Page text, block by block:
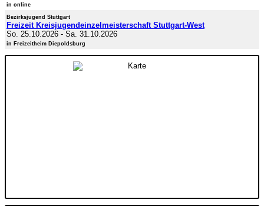
in online
Bezirksjugend Stuttgart
Freizeit Kreisjugendeinzelmeisterschaft Stuttgart-West
So. 25.10.2026 - Sa. 31.10.2026
in Freizeitheim Diepoldsburg